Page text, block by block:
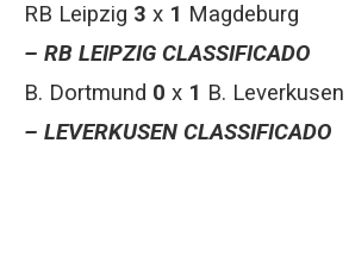
RB Leipzig 3 x 1 Magdeburg
– RB LEIPZIG CLASSIFICADO
B. Dortmund 0 x 1 B. Leverkusen
– LEVERKUSEN CLASSIFICADO